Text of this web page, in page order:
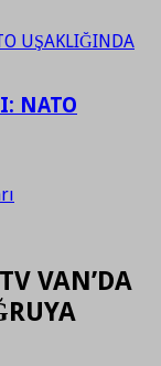
NATO
VAN’DA